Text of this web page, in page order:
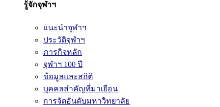
รู้จักจุฬาฯ
แนะนำจุฬาฯ
ประวัติจุฬาฯ
ภารกิจหลัก
จุฬาฯ 100 ปี
ข้อมูลและสถิติ
บุคคลสำคัญที่มาเยือน
การจัดอันดับมหาวิทยาลัย